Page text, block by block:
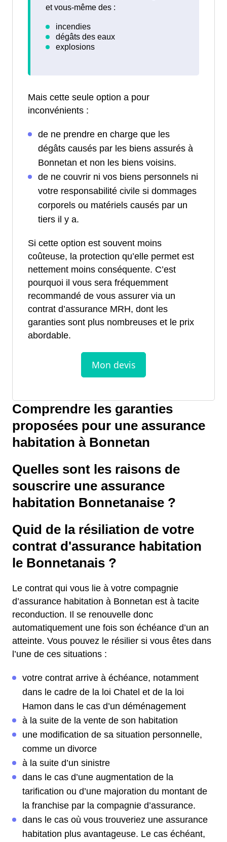
et vous-même des :
Mais cette seule option a pour
inconvénients :
de ne prendre en charge que les
dégâts causés par les biens assurés à
Bonnetan et non les biens voisins.
de ne couvrir ni vos biens personnels ni
votre responsabilité civile si dommages
corporels ou matériels causés par un
tiers il y a.
Si cette option est souvent moins
coûteuse, la protection qu’elle permet est
nettement moins conséquente. C’est
pourquoi il vous sera fréquemment
recommandé de vous assurer via un
contrat d’assurance MRH, dont les
garanties sont plus nombreuses et le prix
abordable.
Comprendre les garanties
proposées pour une assurance
habitation à Bonnetan
Quelles sont les raisons de
souscrire une assurance
habitation Bonnetanaise ?
Quid de la résiliation de votre
contrat d'assurance habitation
le Bonnetanais ?
Le contrat qui vous lie à votre compagnie
d’assurance habitation à Bonnetan est à tacite
reconduction. Il se renouvelle donc
automatiquement une fois son échéance d’un an
atteinte. Vous pouvez le résilier si vous êtes dans
l’une de ces situations :
votre contrat arrive à échéance, notamment
dans le cadre de la loi Chatel et de la loi
Hamon dans le cas d’un déménagement
à la suite de la vente de son habitation
une modification de sa situation personnelle,
comme un divorce
à la suite d’un sinistre
dans le cas d’une augmentation de la
tarification ou d’une majoration du montant de
la franchise par la compagnie d’assurance.
dans le cas où vous trouveriez une assurance
habitation plus avantageuse. Le cas échéant,